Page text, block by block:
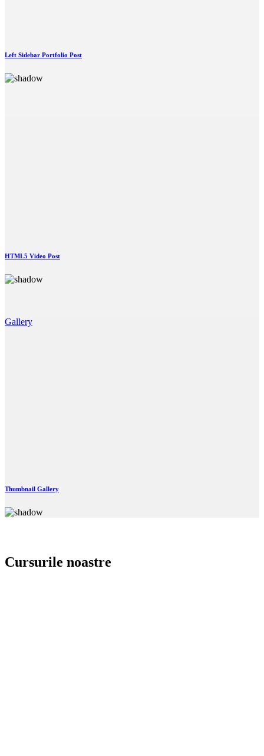
Left Sidebar Portfolio Post
HTML5 Video Post
Gallery
Thumbnail Gallery
Cursurile noastre